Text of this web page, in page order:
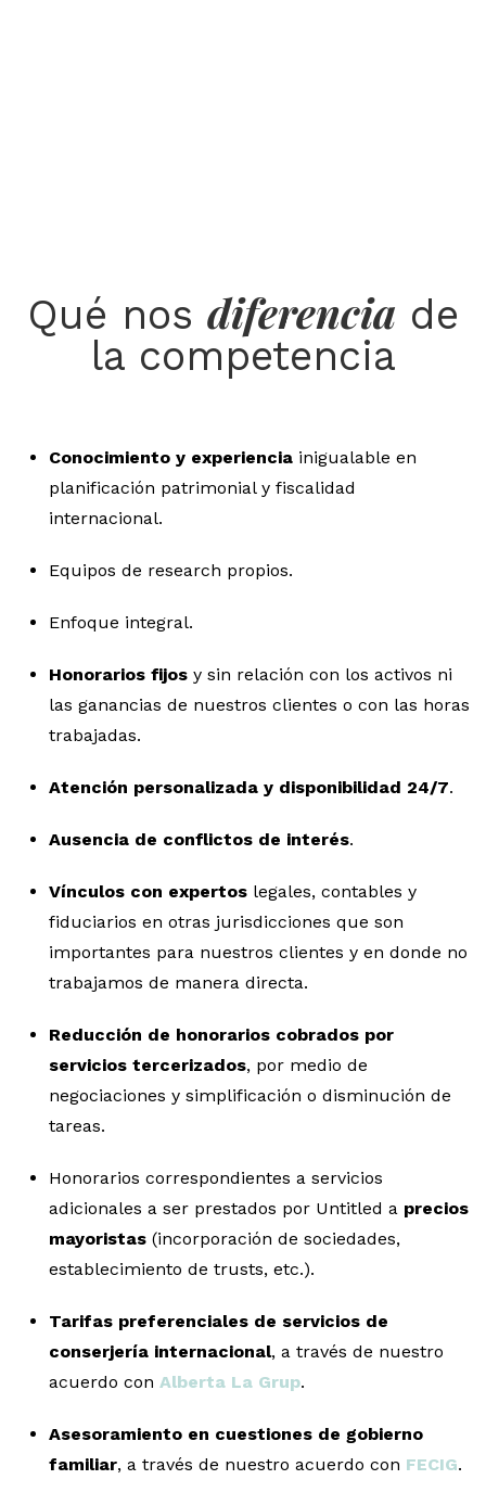
Qué nos diferencia de
la competencia
Conocimiento y experiencia inigualable en
planificación patrimonial y fiscalidad
internacional.
Equipos de research propios.
Enfoque integral.
Honorarios fijos y sin relación con los activos ni
las ganancias de nuestros clientes o con las horas
trabajadas.
Atención personalizada y disponibilidad 24/7.
Ausencia de conflictos de interés.
Vínculos con expertos legales, contables y
fiduciarios en otras jurisdicciones que son
importantes para nuestros clientes y en donde no
trabajamos de manera directa.
Reducción de honorarios cobrados por
servicios tercerizados, por medio de
negociaciones y simplificación o disminución de
tareas.
Honorarios correspondientes a servicios
adicionales a ser prestados por Untitled a precios
mayoristas (incorporación de sociedades,
establecimiento de trusts, etc.).
Tarifas preferenciales de servicios de
conserjería internacional, a través de nuestro
acuerdo con Alberta La Grup.
Asesoramiento en cuestiones de gobierno
familiar, a través de nuestro acuerdo con FECIG.